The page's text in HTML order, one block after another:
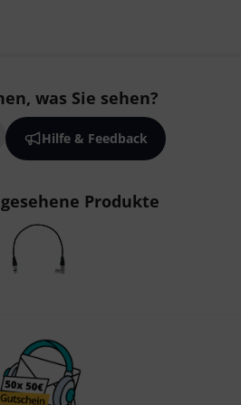
was Sie sehen?
Hilfe & Feedback
Produkte